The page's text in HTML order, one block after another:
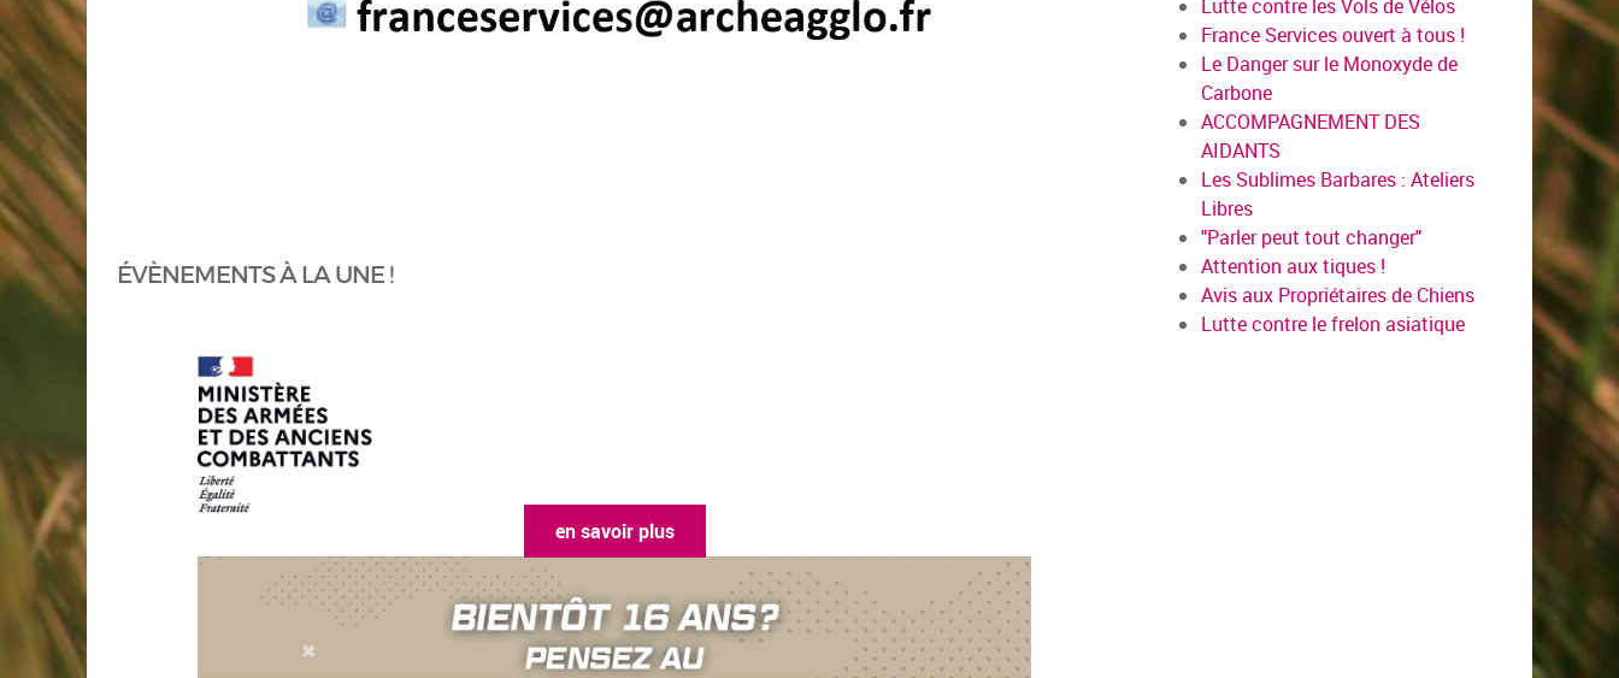
ÉVÈNEMENTS À LA UNE !
plus
Lutte contre les Vols de Vélos
France Services ouvert à tous !
Le Danger sur le Monoxyde de
Carbone
ACCOMPAGNEMENT DES
AIDANTS
Les Sublimes Barbares : Ateliers
Libres
"Parler peut tout changer"
Attention aux tiques !
Avis aux Propriétaires de Chiens
Lutte contre le frelon asiatique